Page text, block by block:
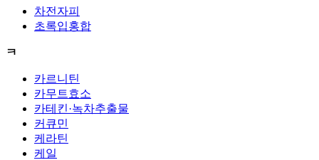
차전자피
초록입홍합
ㅋ
카르니틴
카무트효소
카테킨·녹차추출물
커큐민
케라틴
케일